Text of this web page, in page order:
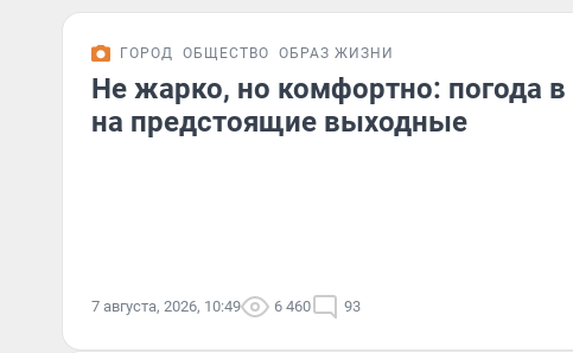
ГОРОД ОБЩЕСТВО ОБРАЗ ЖИЗНИ
Не жарко, но комфортно: погода в
на предстоящие выходные
7 августа, 2026, 10:49 6 460 93